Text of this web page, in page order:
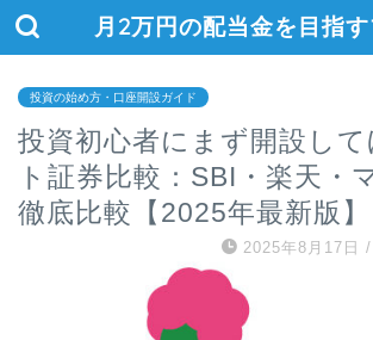
月2万円の配当金を目指
投資の始め方・口座開設ガイド
投資初心者にまず開設し
ト証券比較：SBI・楽天・
徹底比較【2025年最新版】
2025年8月17日 /